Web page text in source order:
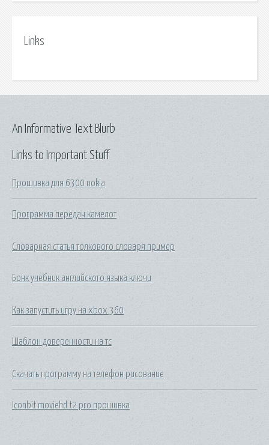
Links
Links to Important Stuff
Прошивка для 6300 nokia
Программа передач камелот
Словарная статья толкового словаря пример
Бонк учебник английского языка ключи
Как запустить игру на xbox 360
Шаблон доверенности на тс
Скачать программу на телефон рисование
Iconbit moviehd t2 pro прошивка
An Informative Text Blurb